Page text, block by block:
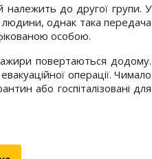
належить до другої групи. У
людини, однак така передача
особою.
повертаються додому.
операції. Чимало
або госпіталізовані для